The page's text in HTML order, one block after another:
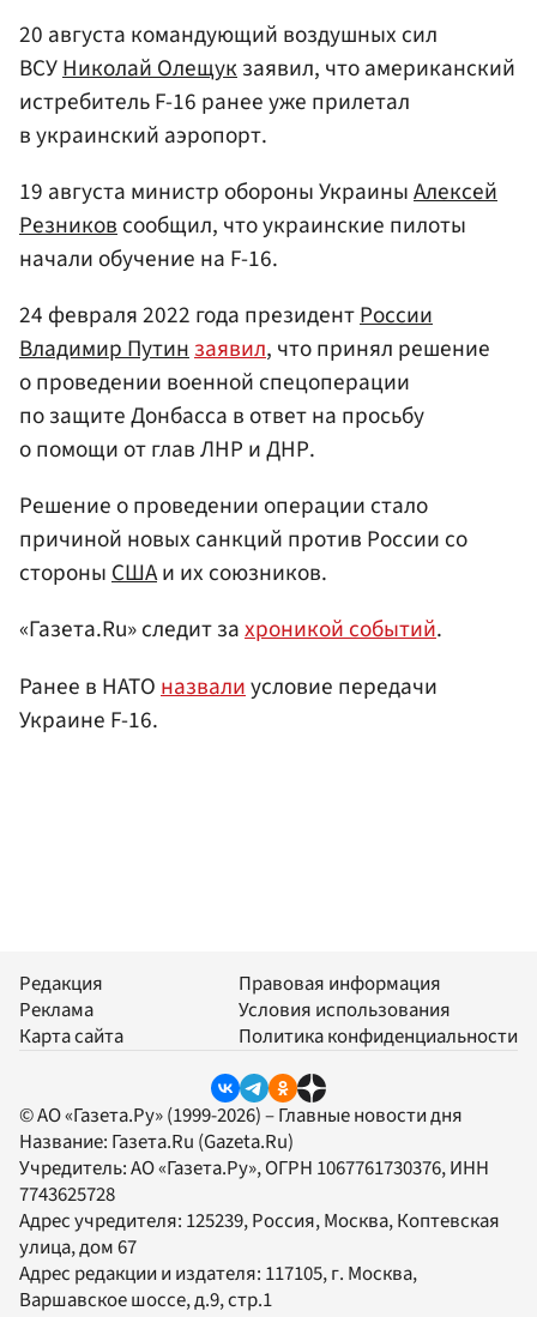
20 августа командующий воздушных сил
ВСУНиколай Олещукзаявил, что американский
истребитель F-16 ранее уже прилетал
в украинский аэропорт.
19 августа министр обороны УкраиныАлексей
Резниковсообщил, что украинские пилоты
начали обучение на F-16.
24 февраля 2022 года президентРоссии
Владимир Путинзаявил, что принял решение
о проведении военной спецоперации
по защите Донбасса в ответ на просьбу
о помощи от глав ЛНР и ДНР.
Решение о проведении операции стало
причиной новых санкций против России со
стороныСШАи их союзников.
«Газета.Ru» следит захроникой событий.
Ранее в НАТОназвалиусловие передачи
Украине F-16.
Редакция
Реклама
Карта сайта
Правовая информация
Условия использования
Политика конфиденциальности
© АО «Газета.Ру» (1999-2026) – Главные новости дня
Название: Газета.Ru (Gazeta.Ru)
Учредитель:АО «Газета.Ру», ОГРН 1067761730376, ИНН
7743625728
Адрес учредителя: 125239, Россия, Москва, Коптевская
улица, дом 67
Адрес редакции и издателя: 117105, г. Москва,
Варшавское шоссе, д.9, стр.1